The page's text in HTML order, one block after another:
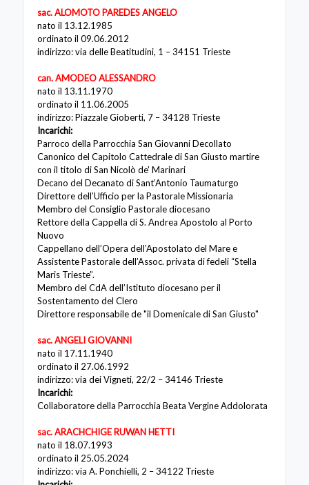
sac. ALOMOTO PAREDES ANGELO
nato il 13.12.1985
ordinato il 09.06.2012
indirizzo: via delle Beatitudini, 1 – 34151 Trieste
can. AMODEO ALESSANDRO
nato il 13.11.1970
ordinato il 11.06.2005
indirizzo: Piazzale Gioberti, 7 – 34128 Trieste
Incarichi:
Parroco della Parrocchia San Giovanni Decollato
Canonico del Capitolo Cattedrale di San Giusto martire
con il titolo di San Nicolò de’ Marinari
Decano del Decanato di Sant’Antonio Taumaturgo
Direttore dell’Ufficio per la Pastorale Missionaria
Membro del Consiglio Pastorale diocesano
Rettore della Cappella di S. Andrea Apostolo al Porto
Nuovo
Cappellano dell’Opera dell’Apostolato del Mare e
Assistente Pastorale dell’Assoc. privata di fedeli “Stella
Maris Trieste”.
Membro del CdA dell’Istituto diocesano per il
Sostentamento del Clero
Direttore responsabile de "il Domenicale di San Giusto"
sac. ANGELI GIOVANNI
nato il 17.11.1940
ordinato il 27.06.1992
indirizzo: via dei Vigneti, 22/2 – 34146 Trieste
Incarichi:
Collaboratore della Parrocchia Beata Vergine Addolorata
sac. ARACHCHIGE RUWAN HETTI
nato il 18.07.1993
ordinato il 25.05.2024
indirizzo: via A. Ponchielli, 2 – 34122 Trieste